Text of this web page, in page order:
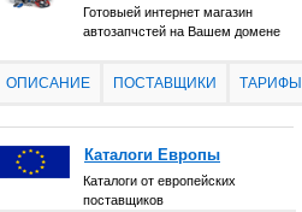
Готовыей интернет магазин
автозапчстей на Вашем домене
ОПИСАНИЕ ПОСТАВЩИКИ ТАРИФЫ
Каталоги Европы
Каталоги от европейских
поставщиков